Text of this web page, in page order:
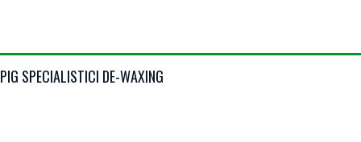
VIEW DETAILS
PIG SPECIALISTICI DE-WAXING